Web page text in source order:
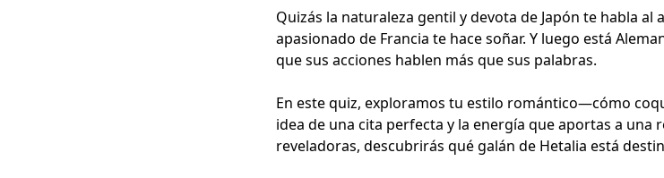
Quizás la naturaleza gentil y devota de Japón te habla
apasionado de Francia te hace soñar. Y luego está
que sus acciones hablen más que sus palabras.
En este quiz, exploramos tu estilo romántico—cómo
idea de una cita perfecta y la energía que aportas a una
reveladoras, descubrirás qué galán de Hetalia está